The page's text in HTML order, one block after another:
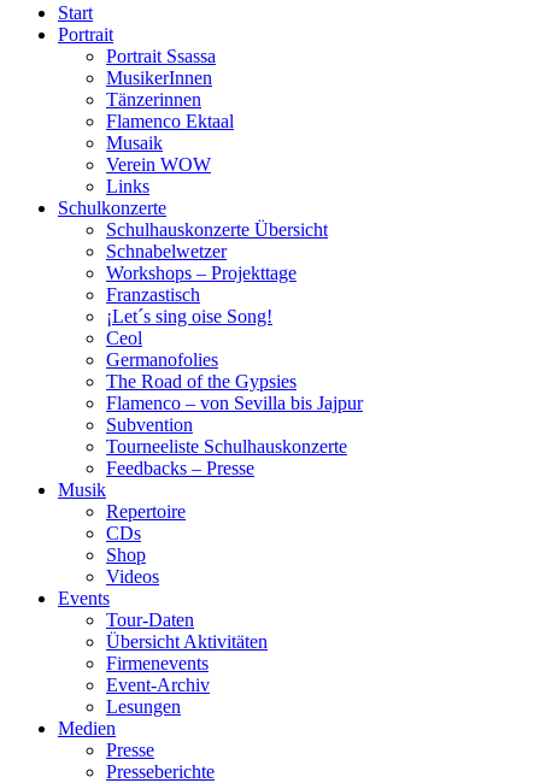
Start
Portrait
Portrait Ssassa
MusikerInnen
Tänzerinnen
Flamenco Ektaal
Musaik
Verein WOW
Links
Schulkonzerte
Schulhauskonzerte Übersicht
Schnabelwetzer
Workshops – Projekttage
Franzastisch
¡Let´s sing oise Song!
Ceol
Germanofolies
The Road of the Gypsies
Flamenco – von Sevilla bis Jajpur
Subvention
Tourneeliste Schulhauskonzerte
Feedbacks – Presse
Musik
Repertoire
CDs
Shop
Videos
Events
Tour-Daten
Übersicht Aktivitäten
Firmenevents
Event-Archiv
Lesungen
Medien
Presse
Presseberichte